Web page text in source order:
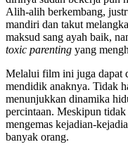
Alih-alih berkembang,
mandiri dan takut
maksud sang ayah baik,
toxic parenting yang
Melalui film ini juga dapat
mendidik anaknya. Tidak
menunjukkan dinamika
percintaan. Meskipun
mengemas kejadian-
banyak orang.